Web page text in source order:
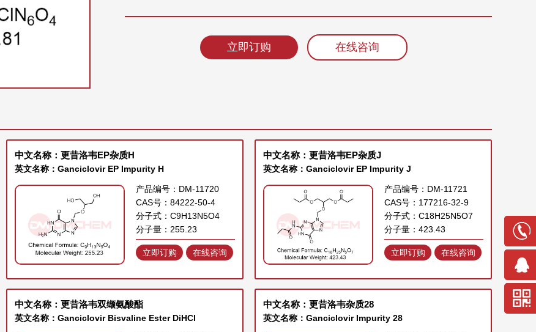
立即订购 在线咨询
中文名称：更昔洛韦EP杂质H
英文名称：Ganciclovir EP Impurity H
产品编号：DM-11720
CAS号：84222-50-4
分子式：C9H13N5O4
分子量：255.23
立即订购 在线咨询
中文名称：更昔洛韦EP杂质J
英文名称：Ganciclovir EP Impurity J
产品编号：DM-11721
CAS号：177216-32-9
分子式：C18H25N5O7
分子量：423.43
立即订购 在线咨询
中文名称：更昔洛韦双缬氨酸酯
英文名称：Ganciclovir Bisvaline Ester DiHCl
中文名称：更昔洛韦杂质28
英文名称：Ganciclovir Impurity 28